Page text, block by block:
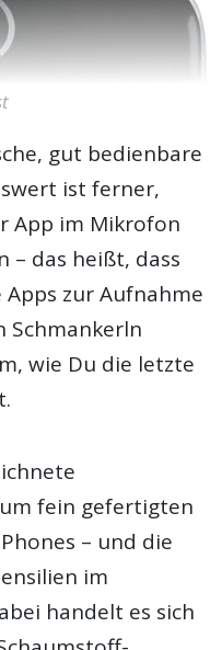
gut bedienbare
ist ferner,
App im Mikrofon
– das heißt, dass
zur Aufnahme
Schmankerln
wie Du die letzte
fein gefertigten
– und die
im
handelt es sich